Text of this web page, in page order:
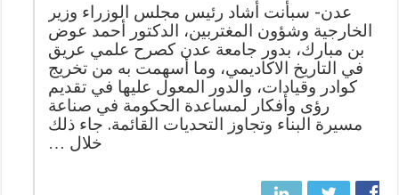
عدن- سبأنت أشاد رئيس مجلس الوزراء وزير
الخارجية وشؤون المغتربين، الدكتور أحمد عوض
بن مبارك، بدور جامعة عدن كصرح علمي عريق
في التاريخ الاكاديمي، وما أسهمت به من تخريج
كوادر وقيادات، والدور المعول عليها في تقديم
رؤى وأفكار لمساعدة الحكومة في صناعة
مسيرة البناء وتجاوز التحديات القائمة. جاء ذلك
خلال …